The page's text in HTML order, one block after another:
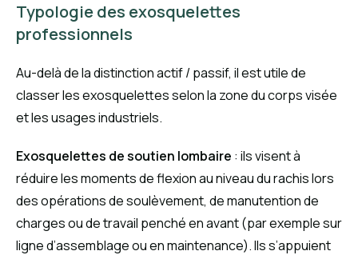
Typologie des exosquelettes
professionnels
Au-delà de la distinction actif / passif, il est utile de
classer les exosquelettes selon la zone du corps visée
et les usages industriels.
Exosquelettes de soutien lombaire : ils visent à
réduire les moments de flexion au niveau du rachis lors
des opérations de soulèvement, de manutention de
charges ou de travail penché en avant (par exemple sur
ligne d’assemblage ou en maintenance). Ils s’appuient